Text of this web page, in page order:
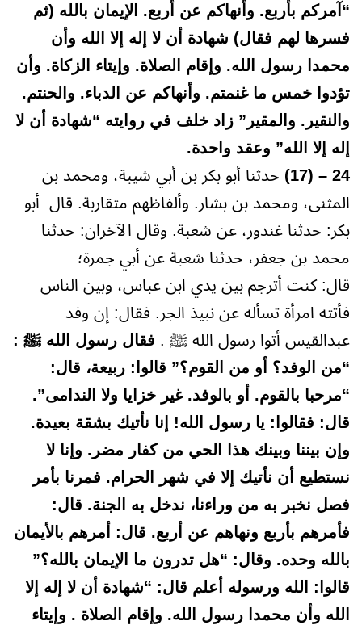
“آمركم بأربع. وأنهاكم عن أربع. الإيمان بالله (ثم
فسرها لهم فقال) شهادة أن لا إله إلا الله وأن
محمدا رسول الله. وإقام الصلاة. وإيتاء الزكاة. وأن
تؤدوا خمس ما غنمتم. وأنهاكم عن الدباء. والحنتم.
والنقير. والمقير” زاد خلف في روايته “شهادة أن لا
إله إلا الله” وعقد واحدة.
24 – (17)
حدثنا أبو بكر بن أبي شيبة، ومحمد بن
المثنى، ومحمد بن بشار. وألفاظهم متقاربة. قال أبو
بكر: حدثنا غندور، عن شعبة. وقال الآخران: حدثنا
محمد بن جعفر، حدثنا شعبة عن أبي جمرة؛
قال: كنت أترجم بين يدي ابن عباس، وبين الناس
فأتته امرأة تسأله عن نبيذ الجر. فقال: إن وفد
عبدالقيس أتوا رسول الله ﷺ . فقال رسول الله ﷺ :
“من الوفد؟ أو من القوم؟” قالوا: ربيعة، قال:
“مرحبا بالقوم. أو بالوفد. غير خزايا ولا الندامى”.
قال: فقالوا: يا رسول الله! إنا نأتيك بشقة بعيدة.
وإن بيننا وبينك هذا الحي من كفار مضر. وإنا لا
نستطيع أن نأتيك إلا في شهر الحرام. فمرنا بأمر
فصل نخبر به من وراءنا، ندخل به الجنة. قال:
فأمرهم بأربع ونهاهم عن أربع. قال: أمرهم بالأيمان
بالله وحده. وقال: “هل تدرون ما الإيمان بالله؟”
قالوا: الله ورسوله أعلم قال: “شهادة أن لا إله إلا
الله وأن محمدا رسول الله. وإقام الصلاة . وإيتاء